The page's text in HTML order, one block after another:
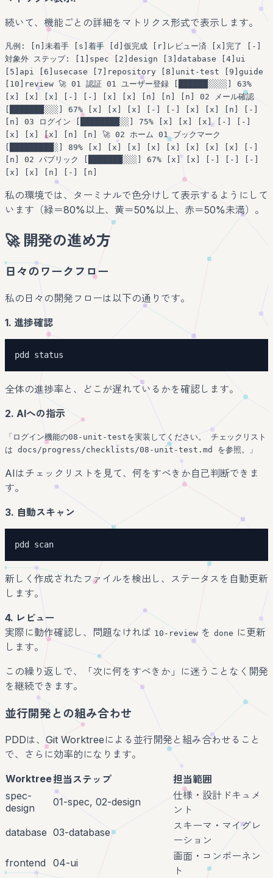
続いて、機能ごとの詳細をマトリクス形式で表示します。
凡例: [n]未着手 [s]着手 [d]仮完成 [r]レビュー済 [x]完了 [-]
対象外 ステップ: [1]spec [2]design [3]database [4]ui
[5]api [6]usecase [7]repository [8]unit-test [9]guide
[10]review 🚀 01 認証 01 ユーザー登録 [██████░░░░] 63%
[x] [x] [x] [-] [-] [x] [x] [n] [n] [n] 02 メール確認
[███████░░░] 67% [x] [x] [x] [-] [-] [x] [x] [n] [-]
[n] 03 ログイン [████████░░] 75% [x] [x] [x] [-] [-]
[x] [x] [x] [n] [n] 🚀 02 ホーム 01 ブックマーク
[█████████░] 89% [x] [x] [x] [x] [x] [x] [x] [x] [-]
[n] 02 パブリック [███████░░░] 67% [x] [x] [-] [-] [-]
[x] [x] [n] [-] [n]
私の環境では、ターミナルで色分けして表示するようにして
います（緑＝80%以上、黄＝50%以上、赤＝50%未満）。
🚀 開発の進め方
日々のワークフロー
私の日々の開発フローは以下の通りです。
1. 進捗確認
pdd status
全体の進捗率と、どこが遅れているかを確認します。
2. AIへの指示
「ログイン機能の08-unit-testを実装してください。 チェックリスト
は docs/progress/checklists/08-unit-test.md を参照。」
AIはチェックリストを見て、何をすべきか自己判断できま
す。
3. 自動スキャン
pdd scan
新しく作成されたファイルを検出し、ステータスを自動更新
します。
4. レビュー
実際に動作確認し、問題なければ 10-review を done に更新
します。
この繰り返しで、「次に何をすべきか」に迷うことなく開発
を継続できます。
並行開発との組み合わせ
PDDは、Git Worktreeによる並行開発と組み合わせること
で、さらに効率的になります。
Worktree担当ステップ
担当範囲
spec-
design
01-spec, 02-design
仕様・設計ドキュメ
ント
database 03-database
スキーマ・マイグレ
ーション
frontend
04-ui
画面・コンポーネン
ト